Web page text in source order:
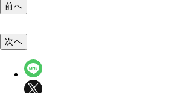
前へ
次へ